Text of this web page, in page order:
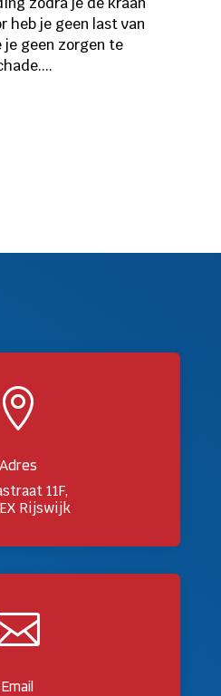
heb je geen last van
geen zorgen te

Adres
11F,
Rijswijk
Email